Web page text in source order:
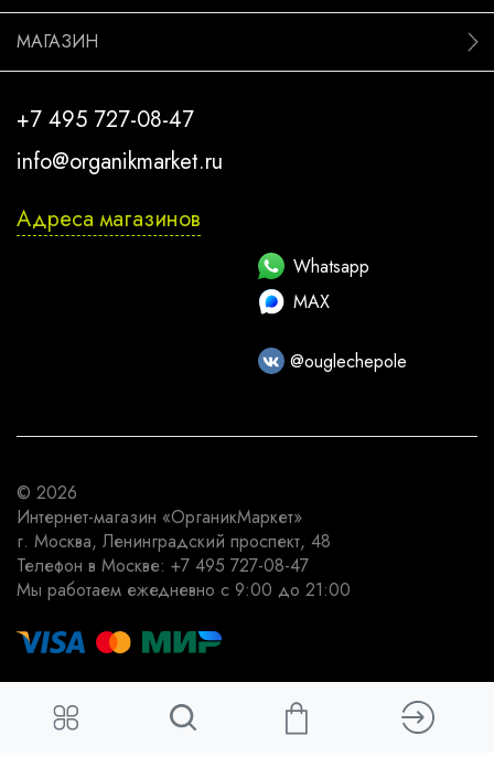
МАГАЗИН
+7 495 727-08-47
info@organikmarket.ru
Адреса магазинов
Whatsapp
MAX
@ouglechepole
© 2026
Интернет-магазин «ОрганикМаркет»
г. Москва, Ленинградский проспект, 48
Телефон в Москве: +7 495 727-08-47
Мы работаем ежедневно с 9:00 до 21:00